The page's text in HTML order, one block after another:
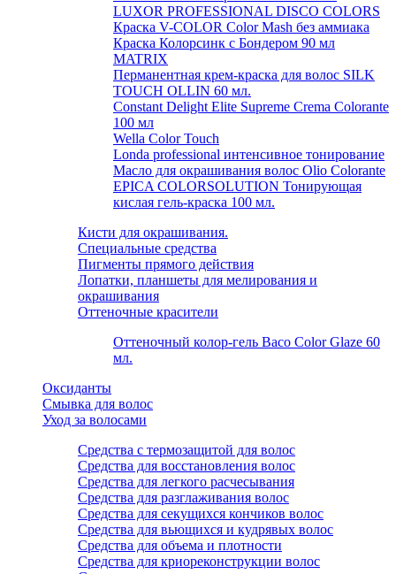
LUXOR PROFESSIONAL DISCO COLORS
Краска V-COLOR Color Mash без аммиака
Краска Колорсинк с Бондером 90 мл
MATRIX
Перманентная крем-краска для волос SILK
TOUCH OLLIN 60 мл.
Constant Delight Elite Supreme Crema Colorante
100 мл
Wella Color Touch
Londa professional интенсивное тонирование
Масло для окрашивания волос Olio Colorante
EPICA COLORSOLUTION Тонирующая
кислая гель-краска 100 мл.
Кисти для окрашивания.
Специальные средства
Пигменты прямого действия
Лопатки, планшеты для мелирования и
окрашивания
Оттеночные красители
Оттеночный колор-гель Baco Color Glaze 60
мл.
Оксиданты
Смывка для волос
Уход за волосами
Средства с термозащитой для волос
Средства для восстановления волос
Средства для легкого расчесывания
Средства для разглаживания волос
Средства для секущихся кончиков волос
Средства для вьющихся и кудрявых волос
Средства для объема и плотности
Средства для криореконструкции волос